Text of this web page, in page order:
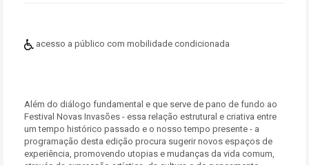
acesso a público com mobilidade condicionada
Além do diálogo fundamental e que serve de pano de fundo ao
Festival Novas Invasões - essa relação estrutural e criativa entre
um tempo histórico passado e o nosso tempo presente - a
programação desta edição procura sugerir novos espaços de
experiência, promovendo utopias e mudanças da vida comum,